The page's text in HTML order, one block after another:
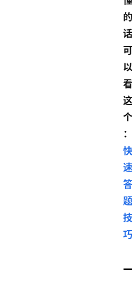
的
话
可
以
看
这
个
：
快
速
答
题
技
巧